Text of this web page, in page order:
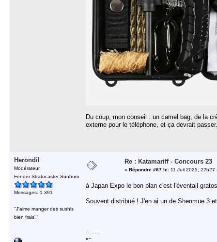
Du coup, mon conseil : un camel bag, de la
externe pour le téléphone, et ça devrait passer.
Herondil
Modérateur
Fender Stratocaster Sunburn
Messages: 1 391
''J'aime manger des sushis
bien frais'.'
Re : Katamariff - Concours 23
« Répondre #67 le: 11 Juil 2025, 22h27
à Japan Expo le bon plan c'est l'éventail
Souvent distribué ! J'en ai un de Shenmue 3
-----------
¤~